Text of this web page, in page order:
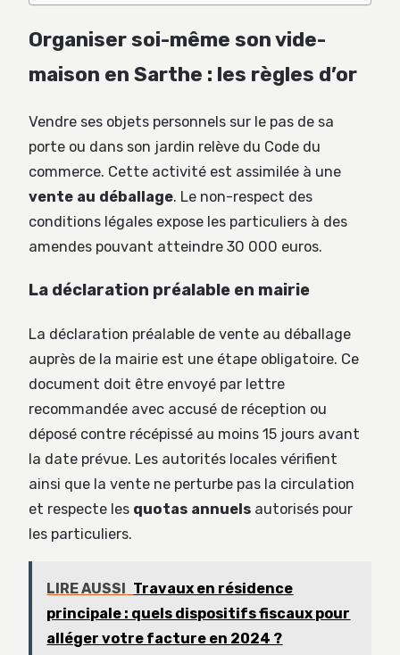
Organiser soi-même son vide-
maison en Sarthe : les règles d’or
Vendre ses objets personnels sur le pas de sa
porte ou dans son jardin relève du Code du
commerce. Cette activité est assimilée à une
vente au déballage. Le non-respect des
conditions légales expose les particuliers à des
amendes pouvant atteindre 30 000 euros.
La déclaration préalable en mairie
La déclaration préalable de vente au déballage
auprès de la mairie est une étape obligatoire. Ce
document doit être envoyé par lettre
recommandée avec accusé de réception ou
déposé contre récépissé au moins 15 jours avant
la date prévue. Les autorités locales vérifient
ainsi que la vente ne perturbe pas la circulation
et respecte les quotas annuels autorisés pour
les particuliers.
LIRE AUSSI Travaux en résidence
principale : quels dispositifs fiscaux pour
alléger votre facture en 2024 ?